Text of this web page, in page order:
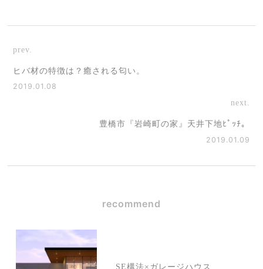
prev.
ヒバ材の特徴は？癒される匂い。
2019.01.08
next.
豊橋市『岩崎町の家』天井下地ﾋﾟｯﾁ。
2019.01.09
recommend
SE構法×ガレージハウス